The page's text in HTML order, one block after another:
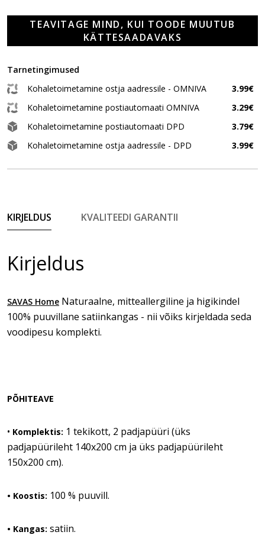
TEAVITAGE MIND, KUI TOODE MUUTUB
KÄTTESAADAVAKS
Tarnetingimused
Kohaletoimetamine ostja aadressile - OMNIVA
3.99€
Kohaletoimetamine postiautomaati OMNIVA
3.29€
Kohaletoimetamine postiautomaati DPD
3.79€
Kohaletoimetamine ostja aadressile - DPD
3.99€
KIRJELDUS KVALITEEDI GARANTII
Kirjeldus
SAVAS Home Naturaalne, mitteallergiline ja higikindel
100% puuvillane satiinkangas - nii võiks kirjeldada seda
voodipesu komplekti.
PÕHITEAVE
• Komplektis: 1 tekikott, 2 padjapüüri (üks
padjapüürileht 140x200 cm ja üks padjapüürileht
150x200 cm).
• Koostis: 100 % puuvill.
• Kangas: satiin.